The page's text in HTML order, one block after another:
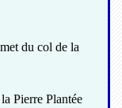
du col de la
Pierre Plantée